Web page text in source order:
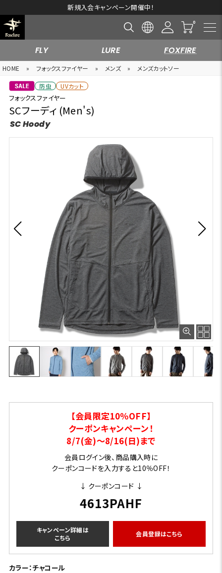
新規入会キャンペーン開催中！
FLY LURE FOXFIRE
HOME » フォックスファイヤー » メンズ » メンズカットソー
防虫 UVカット
フォックスファイヤー
SCフーディ (Men's)
SC Hoody
【会員限定10％OFF】
クーポンキャンペーン！
8/7(金)～8/16(日)まで
会員ログイン後、商品購入時に
クーポンコードを入力すると10％OFF！
↓ クーポンコード ↓
4613PAHF
キャンペーン詳細は
こちら
会員登録はこちら
カラー：チャコール